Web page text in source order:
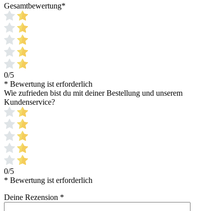
Gesamtbewertung*
0/5
* Bewertung ist erforderlich
Wie zufrieden bist du mit deiner Bestellung und unserem
Kundenservice?
0/5
* Bewertung ist erforderlich
Deine Rezension *